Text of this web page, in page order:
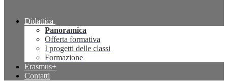
Didattica
Panoramica
Offerta formativa
I progetti delle classi
Formazione
Erasmus+
Contatti